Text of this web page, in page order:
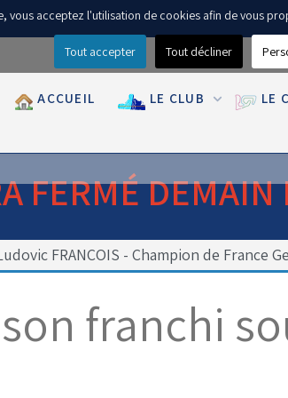
ACCUEIL LE CLUB LE
FERMÉ
FRANCOIS - Champion de France
franchi
vous acceptez l'utilisation de cookies afin de vous
Tout accepter Tout décliner